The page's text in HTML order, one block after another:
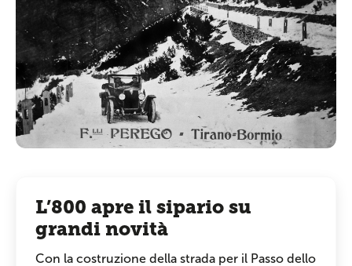
L’800 apre il sipario su
grandi novità
Con la costruzione della strada per il Passo dello